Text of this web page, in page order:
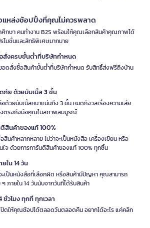
แหล่งช้อปปิ้งที่คุณไม่ควรพลาด
ศึกษา คนทำงาน B2S พร้อมให้คุณเลือกสินค้าคุณภาพได้
โมชั่นและสิทธิพิเศษมากมาย
สั่งครบขั้นต่ำที่บริษัทกำหนด
อดสั่งซื้อสินค้าขั้นต่ำที่บริษัทกำหนด รับสิทธิ์ส่งฟรีถึงบ้าน
ภัย ด้วยบับเบิ้ล 3 ชั้น
ด้วยบับเบิ้ลหนาแน่นถึง 3 ชั้น หมดกังวลเรื่องความเสีย
งตรงถึงมือคุณในสภาพสมบูรณ์
สินค้าของแท้ 100%
นค้าหลากหลาย ไม่ว่าจะเป็นหนังสือ เครื่องเขียน หรือ
จ ด้วยการการันตีสินค้าของแท้ 100% ทุกชิ้น
ใน 14 วัน
จะเป็นหนังสือที่เลือกผิด หรือสินค้ามีปัญหา คุณสามารถ
ภายใน 14 วันนับจากวันที่ได้รับสินค้า
วโมง ทุกที่ ทุกเวลา
ปิดให้คุณช้อปได้ตลอดวันตลอดคืน อยากได้อะไร แค่คลิก